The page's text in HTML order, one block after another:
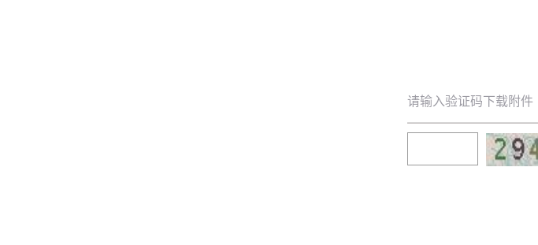
请输入验证码下载附件